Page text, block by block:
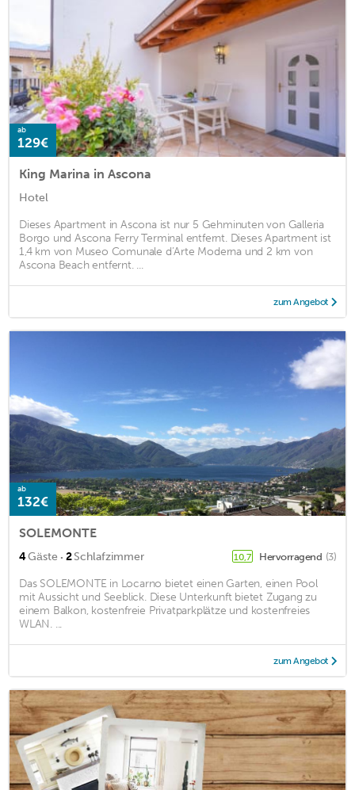
ab
129€
King Marina in Ascona
Hotel
Dieses Apartment in Ascona ist nur 5 Gehminuten von Galleria
Borgo und Ascona Ferry Terminal entfernt. Dieses Apartment ist
1,4 km von Museo Comunale d’Arte Moderna und 2 km von
Ascona Beach entfernt. ...
zum Angebot
ab
132€
SOLEMONTE
4Gäste · 2Schlafzimmer 10,7 Hervorragend (3)
Das SOLEMONTE in Locarno bietet einen Garten, einen Pool
mit Aussicht und Seeblick. Diese Unterkunft bietet Zugang zu
einem Balkon, kostenfreie Privatparkplätze und kostenfreies
WLAN. ...
zum Angebot